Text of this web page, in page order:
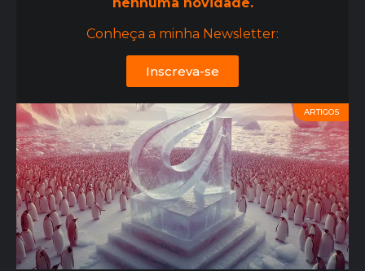
Conheça a minha Newsletter:
Inscreva-se
ARTIGOS